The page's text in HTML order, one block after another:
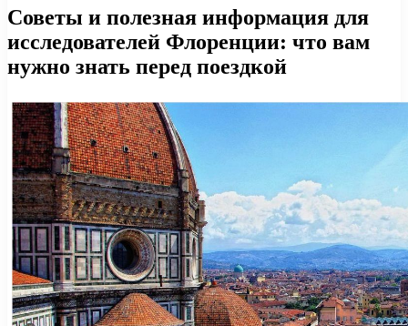
Советы и полезная информация для
исследователей Флоренции: что вам
нужно знать перед поездкой